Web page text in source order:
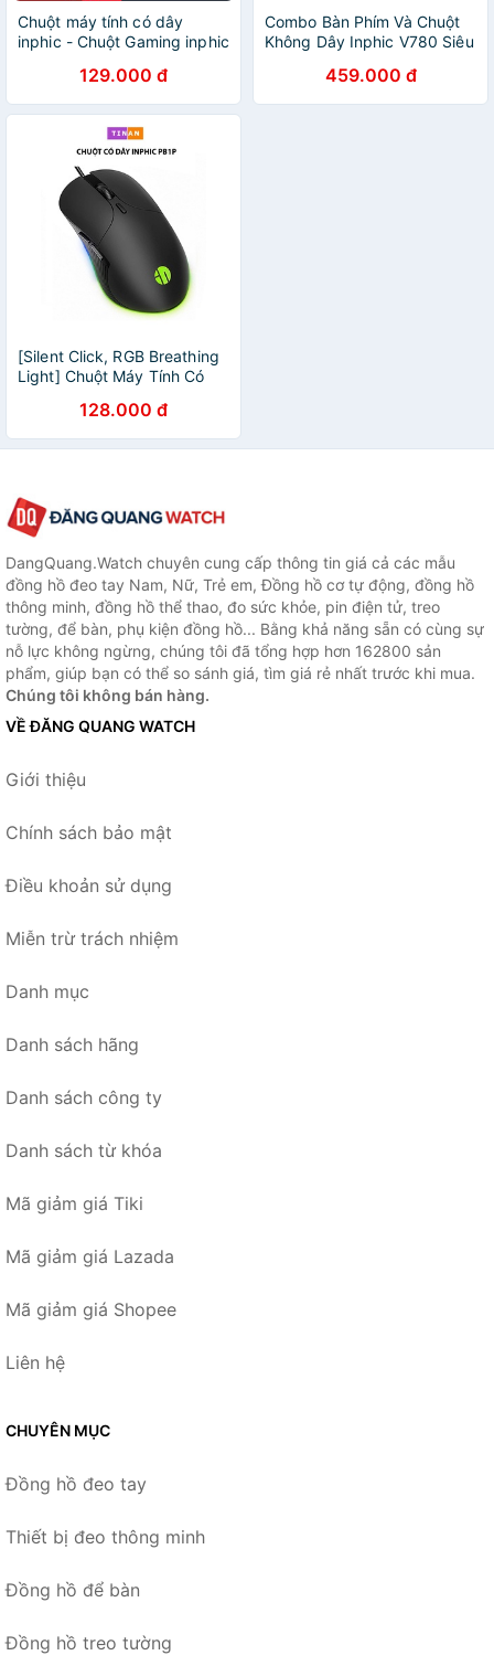
Chuột máy tính có dây
inphic - Chuột Gaming inphic
129.000 đ
Combo Bàn Phím Và Chuột
Không Dây Inphic V780 Siêu
459.000 đ
[Silent Click, RGB Breathing
Light] Chuột Máy Tính Có
Dụng Chơi Game, Văn Phòng
128.000 đ
DangQuang.Watch chuyên cung cấp thông tin giá cả các mẫu
đồng hồ đeo tay Nam, Nữ, Trẻ em, Đồng hồ cơ tự động, đồng hồ
thông minh, đồng hồ thể thao, đo sức khỏe, pin điện tử, treo
tường, để bàn, phụ kiện đồng hồ... Bằng khả năng sẵn có cùng sự
nỗ lực không ngừng, chúng tôi đã tổng hợp hơn 162800 sản
phẩm, giúp bạn có thể so sánh giá, tìm giá rẻ nhất trước khi mua.
Chúng tôi không bán hàng.
VỀ ĐĂNG QUANG WATCH
Giới thiệu
Chính sách bảo mật
Điều khoản sử dụng
Miễn trừ trách nhiệm
Danh mục
Danh sách hãng
Danh sách công ty
Danh sách từ khóa
Mã giảm giá Tiki
Mã giảm giá Lazada
Mã giảm giá Shopee
Liên hệ
CHUYÊN MỤC
Đồng hồ đeo tay
Thiết bị đeo thông minh
Đồng hồ để bàn
Đồng hồ treo tường